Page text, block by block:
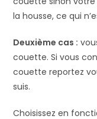
la housse, ce qui
Deuxième cas :
couette. Si vous
couette reportez
suis.
Choisissez en